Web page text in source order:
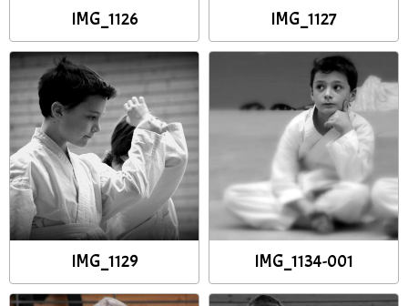
IMG_1126 IMG_1127
IMG_1129 IMG_1134-001